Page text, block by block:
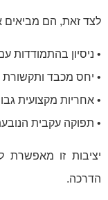
לצד זאת, הם מביאים
• ניסיון בהתמודדות
• יחס מכבד ותקשורת
• אחריות מקצועית
• תפוקה עקבית
יציבות זו מאפשרת
הדרכה.